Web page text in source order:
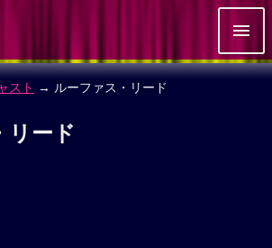
スト → ルーファス・リード
リード